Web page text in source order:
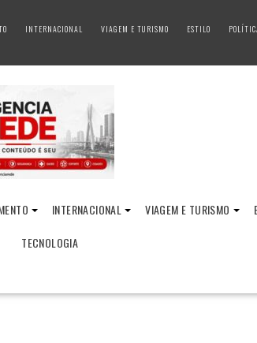
INTERNACIONAL VIAGEM E TURISMO ESTILO
INTERNACIONAL VIAGEM E TURISMO
TECNOLOGIA